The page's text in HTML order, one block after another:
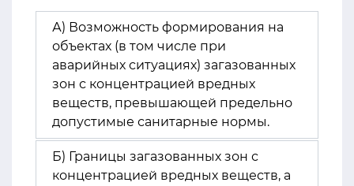
А) Возможность формирования на
объектах (в том числе при
аварийных ситуациях) загазованных
зон с концентрацией вредных
веществ, превышающей предельно
допустимые санитарные нормы.
Б) Границы загазованных зон с
концентрацией вредных веществ, а